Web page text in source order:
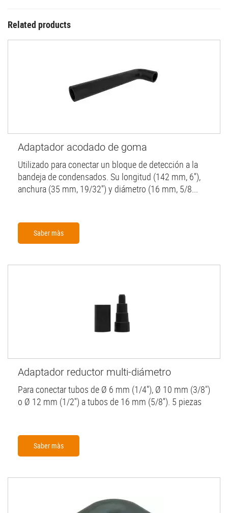
Related products
Adaptador acodado de goma
Utilizado para conectar un bloque de detección a la
bandeja de condensados. Su longitud (142 mm, 6''),
anchura (35 mm, 19/32'') y diámetro (16 mm, 5/8...
Saber màs
Adaptador reductor multi-diámetro
Para conectar tubos de Ø 6 mm (1/4''), Ø 10 mm (3/8")
o Ø 12 mm (1/2'') a tubos de 16 mm (5/8''). 5 piezas
Saber màs